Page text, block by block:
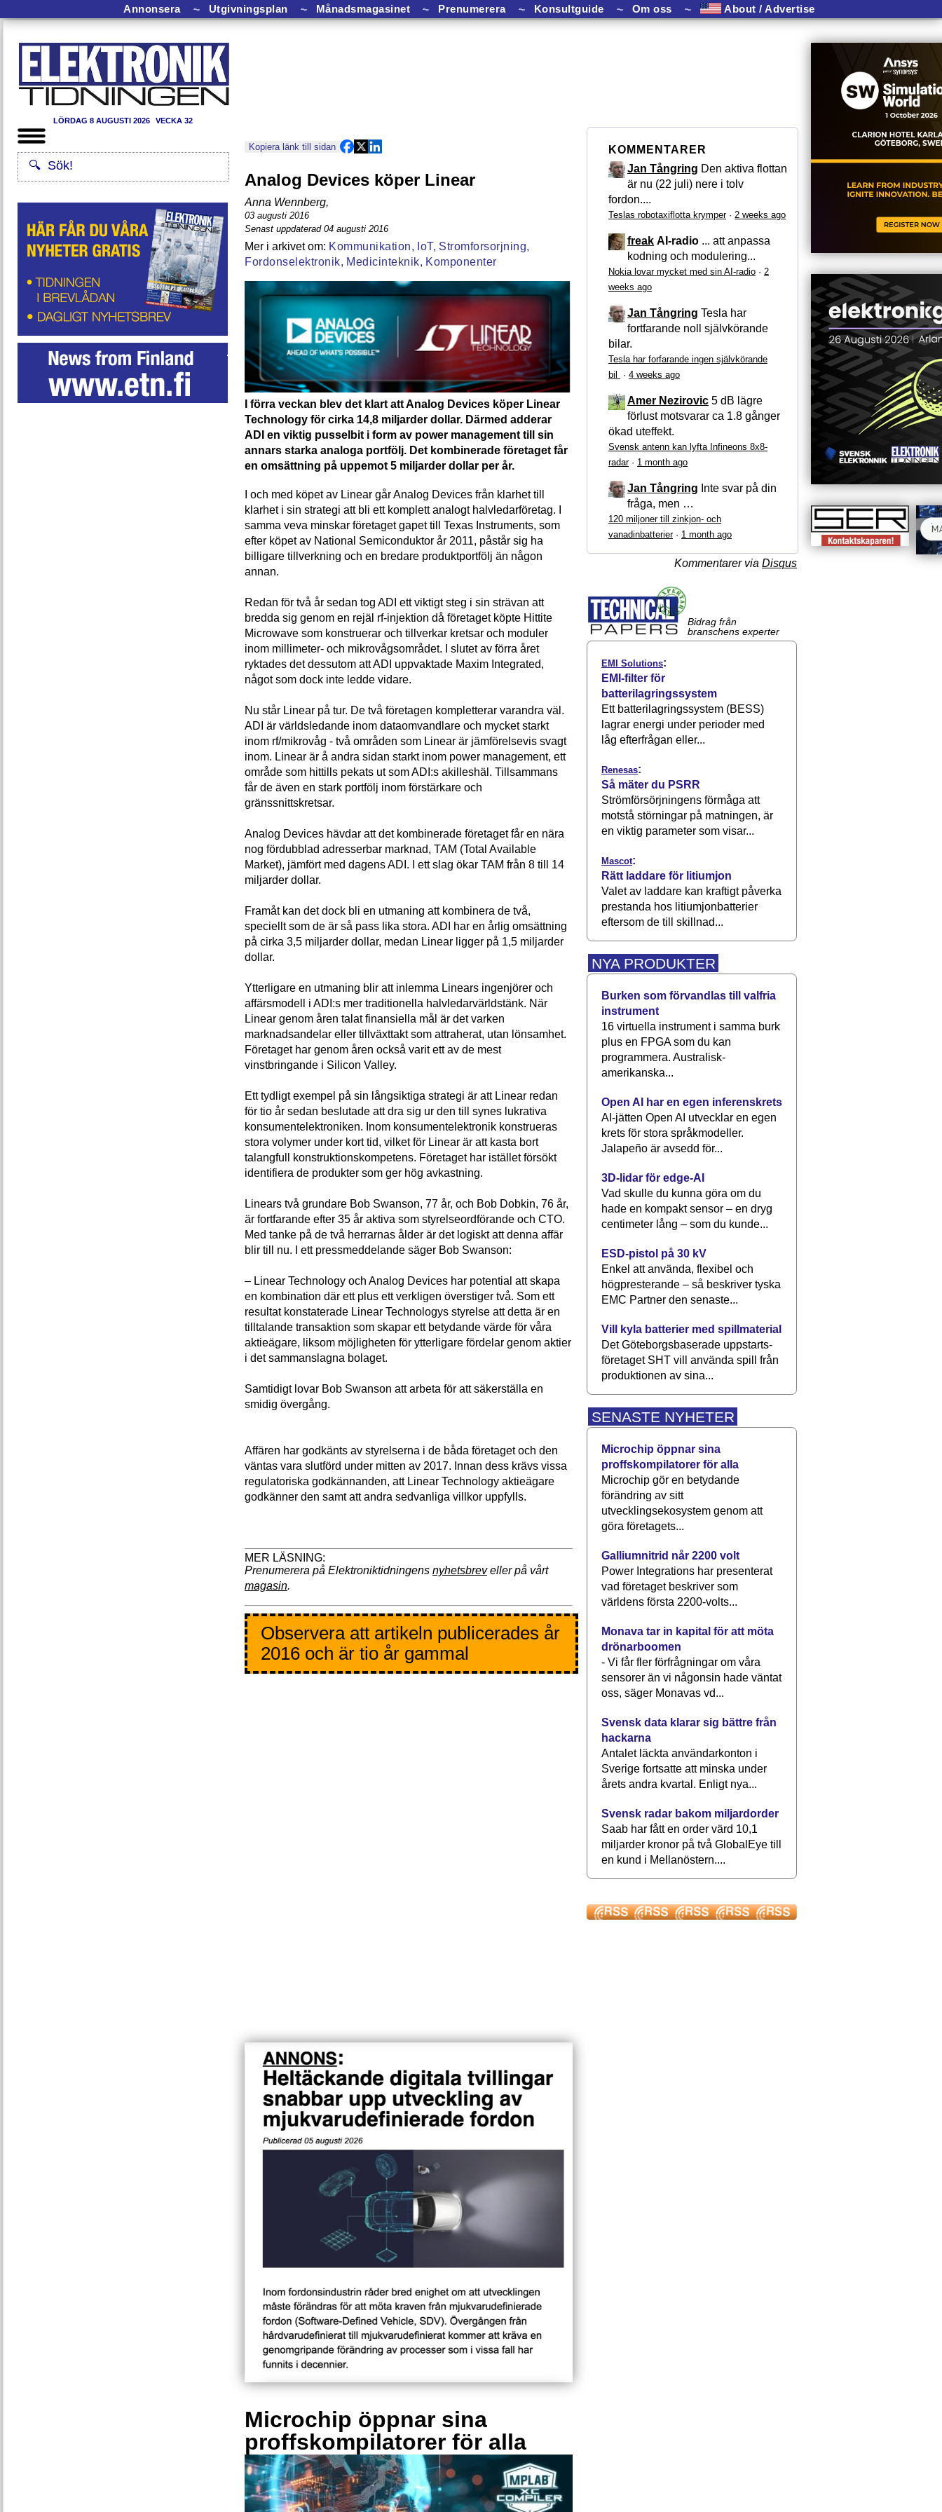
Annonsera ⏦ Utgivningsplan ⏦ Månadsmagasinet ⏦ Prenumerera ⏦ Konsultguide ⏦ Om oss ⏦ About / Advertise
LÖRDAG 8 AUGUSTI 2026 VECKA 32
Kopiera länk till sidan
Analog Devices köper Linear
Anna Wennberg,
03 augusti 2016
Senast uppdaterad 04 augusti 2016
Kommunikation, IoT, Stromforsorjning,
Fordonselektronik, Medicinteknik, Komponenter
I förra veckan blev det klart att Analog Devices köper Linear
Technology för cirka 14,8 miljarder dollar. Därmed adderar
ADI en viktig pusselbit i form av power management till sin
annars starka analoga portfölj. Det kombinerade företaget får
en omsättning på uppemot 5 miljarder dollar per år.
I och med köpet av Linear går Analog Devices från klarhet till
klarhet i sin strategi att bli ett komplett analogt halvledarföretag. I
samma veva minskar företaget gapet till Texas Instruments, som
efter köpet av National Semiconduktor år 2011, påstår sig ha
billigare tillverkning och en bredare produktportfölj än någon
annan.
Redan för två år sedan tog ADI ett viktigt steg i sin strävan att
bredda sig genom en rejäl rf-injektion då företaget köpte Hittite
Microwave som konstruerar och tillverkar kretsar och moduler
inom millimeter- och mikrovågsområdet. I slutet av förra året
ryktades det dessutom att ADI uppvaktade Maxim Integrated,
något som dock inte ledde vidare.
Nu står Linear på tur. De två företagen kompletterar varandra väl.
ADI är världsledande inom dataomvandlare och mycket starkt
inom rf/mikrovåg - två områden som Linear är jämförelsevis svagt
inom. Linear är å andra sidan starkt inom power management, ett
område som hittills pekats ut som ADI:s akilleshäl. Tillsammans
får de även en stark portfölj inom förstärkare och
gränssnittskretsar.
Analog Devices hävdar att det kombinerade företaget får en nära
nog fördubblad adresserbar marknad, TAM (Total Available
Market), jämfört med dagens ADI. I ett slag ökar TAM från 8 till 14
miljarder dollar.
Framåt kan det dock bli en utmaning att kombinera de två,
speciellt som de är så pass lika stora. ADI har en årlig omsättning
på cirka 3,5 miljarder dollar, medan Linear ligger på 1,5 miljarder
dollar.
Ytterligare en utmaning blir att inlemma Linears ingenjörer och
affärsmodell i ADI:s mer traditionella halvledarvärldstänk. När
Linear genom åren talat finansiella mål är det varken
marknadsandelar eller tillväxttakt som attraherat, utan lönsamhet.
Företaget har genom åren också varit ett av de mest
vinstbringande i Silicon Valley.
Ett tydligt exempel på sin långsiktiga strategi är att Linear redan
för tio år sedan beslutade att dra sig ur den till synes lukrativa
konsumentelektroniken. Inom konsumentelektronik konstrueras
stora volymer under kort tid, vilket för Linear är att kasta bort
talangfull konstruktionskompetens. Företaget har istället försökt
identifiera de produkter som ger hög avkastning.
Linears två grundare Bob Swanson, 77 år, och Bob Dobkin, 76 år,
är fortfarande efter 35 år aktiva som styrelseordförande och CTO.
Med tanke på de två herrarnas ålder är det logiskt att denna affär
blir till nu. I ett pressmeddelande säger Bob Swanson:
– Linear Technology och Analog Devices har potential att skapa
en kombination där ett plus ett verkligen överstiger två. Som ett
resultat konstaterade Linear Technologys styrelse att detta är en
tilltalande transaktion som skapar ett betydande värde för våra
aktieägare, liksom möjligheten för ytterligare fördelar genom aktier
i det sammanslagna bolaget.
Samtidigt lovar Bob Swanson att arbeta för att säkerställa en
smidig övergång.
Affären har godkänts av styrelserna i de båda företaget och den
väntas vara slutförd under mitten av 2017. Innan dess krävs vissa
regulatoriska godkännanden, att Linear Technology aktieägare
godkänner den samt att andra sedvanliga villkor uppfylls.
Prenumerera på Elektroniktidningens nyhetsbreveller på vårt
magasin.
Observera att artikeln publicerades år
2016 och är tio år gammal
Microchip öppnar sina
proffskompilatorer för alla
KOMMENTARER
Jan Tångring Den aktiva flottan
är nu (22 juli) nere i tolv
fordon....
Teslas robotaxiflotta krymper· 2 weeks ago
freak AI-radio ... att anpassa
kodning och modulering...
Nokia lovar mycket med sin AI-radio · 2
weeks ago
Jan Tångring Tesla har
fortfarande noll självkörande
bilar.
Tesla har forfarande ingen självkörande
bil
· 4 weeks ago
Amer Nezirovic 5 dB lägre
förlust motsvarar ca 1.8 gånger
ökad uteffekt.
Svensk antenn kan lyfta Infineons 8x8-
radar· 1 month ago
Jan Tångring Inte svar på din
fråga, men …
120 miljoner till zinkjon- och
vanadinbatterier· 1 month ago
Kommentarer via Disqus
Bidrag från
branschens experter
EMI Solutions:
EMI-filter för
batterilagringssystem
Ett batterilagringssystem (BESS)
lagrar energi under perioder med
låg efterfrågan eller...
Renesas:
Så mäter du PSRR
Strömförsörjningens förmåga att
motstå störningar på matningen, är
en viktig parameter som visar...
Mascot:
Rätt laddare för litiumjon
Valet av laddare kan kraftigt påverka
prestanda hos litiumjonbatterier
eftersom de till skillnad...
NYA PRODUKTER
Burken som förvandlas till valfria
instrument
16 virtuella instrument i samma burk
plus en FPGA som du kan
programmera. Australisk-
amerikanska...
Open AI har en egen inferenskrets
AI-jätten Open AI utvecklar en egen
krets för stora språkmodeller.
Jalapeño är avsedd för...
3D-lidar för edge-AI
Vad skulle du kunna göra om du
hade en kompakt sensor – en dryg
centimeter lång – som du kunde...
ESD-pistol på 30 kV
Enkel att använda, flexibel och
högpresterande – så beskriver tyska
EMC Partner den senaste...
Vill kyla batterier med spillmaterial
Det Göteborgsbaserade upp­starts­
företaget SHT vill använda spill från
produktionen av sina...
SENASTE NYHETER
Microchip öppnar sina
proffskompilatorer för alla
Microchip gör en betydande
förändring av sitt
utvecklingsekosystem genom att
göra företagets...
Galliumnitrid når 2200 volt
Power Integrations har presenterat
vad företaget beskriver som
världens första 2200-volts...
Monava tar in kapital för att möta
drönarboomen
- Vi får fler förfrågningar om våra
sensorer än vi någonsin hade väntat
oss, säger Monavas vd...
Svensk data klarar sig bättre från
hackarna
Antalet läckta användarkonton i
Sverige fortsatte att minska under
årets andra kvartal. Enligt nya...
Svensk radar bakom miljardorder
Saab har fått en order värd 10,1
miljarder kronor på två GlobalEye till
en kund i Mellanöstern....